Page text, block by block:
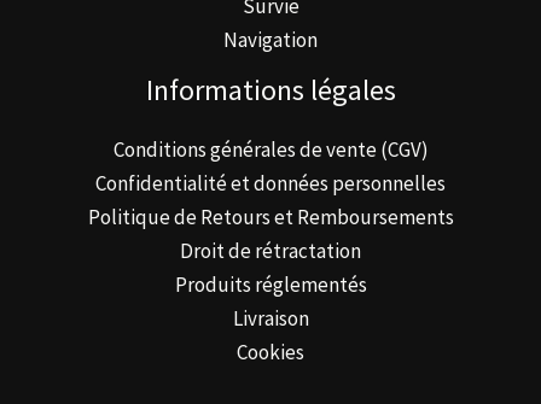
Survie
Navigation
Informations légales
Conditions générales de vente (CGV)
Confidentialité et données personnelles
Politique de Retours et Remboursements
Droit de rétractation
Produits réglementés
Livraison
Cookies